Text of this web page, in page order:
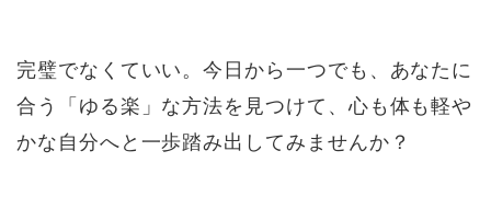
完璧でなくていい。今日から一つでも、あなたに
合う「ゆる楽」な方法を見つけて、心も体も軽や
かな自分へと一歩踏み出してみませんか？